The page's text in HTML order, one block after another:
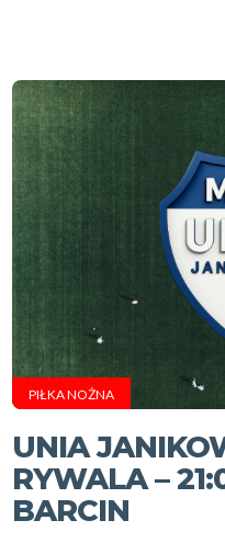
PIŁKA NOŻNA
UNIA
RYWALA –
BARCIN